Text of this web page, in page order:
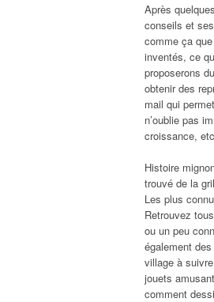
Après
conseils et
comme ça
inventés, ce
proposerons
obtenir des
mail qui
n’oublie pas
croissance,
Histoire
trouvé de la
Les plus
Retrouvez
ou un peu
également
village à
jouets
comment